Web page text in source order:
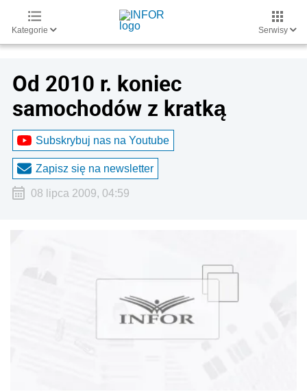
Kategorie Serwisy
Od 2010 r. koniec
samochodów z kratką
Subskrybuj nas na Youtube
Zapisz się na newsletter
08 lipca 2009, 04:59